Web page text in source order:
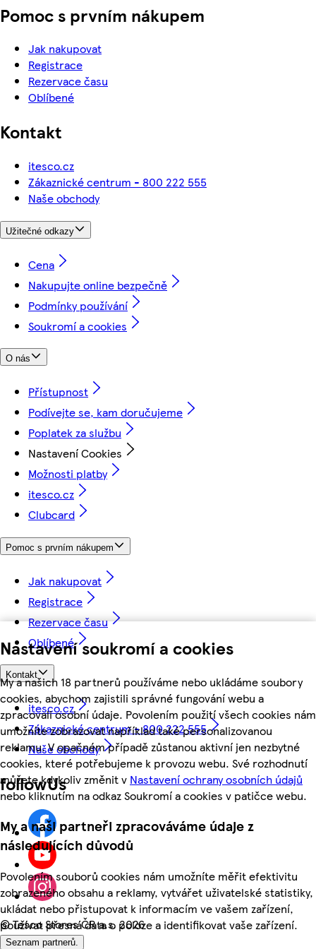
Nastavení soukromí a cookies
My a našich 18 partnerů používáme nebo ukládáme soubory
cookies, abychom zajistili správné fungování webu a
zpracovali osobní údaje. Povolením použití všech cookies nám
umožníte zobrazovat například také personalizovanou
reklamu. V opačném případě zůstanou aktivní jen nezbytné
cookies, které potřebujeme k provozu webu. Své rozhodnutí
můžete kdykoliv změnit v Nastavení ochrany osobních údajů
nebo kliknutím na odkaz Soukromí a cookies v patičce webu.
My a naši partneři zpracováváme údaje z
následujících důvodů
Povolením souborů cookies nám umožníte měřit efektivitu
zobrazeného obsahu a reklamy, vytvářet uživatelské statistiky,
ukládat nebo přistupovat k informacím ve vašem zařízení,
používat přesná data o poloze a identifikovat vaše zařízení.
Seznam partnerů.
Pomoc s prvním nákupem
Jak nakupovat
Registrace
Rezervace času
Oblíbené
Kontakt
itesco.cz
Zákaznické centrum - 800 222 555
Naše obchody
Užitečné odkazy
Cena
Nakupujte online bezpečně
Podmínky používání
Soukromí a cookies
O nás
Přístupnost
Podívejte se, kam doručujeme
Poplatek za službu
Nastavení Cookies
Možnosti platby
itesco.cz
Clubcard
Pomoc s prvním nákupem
Jak nakupovat
Registrace
Rezervace času
Oblíbené
Kontakt
itesco.cz
Zákaznické centrum - 800 222 555
Naše obchody
followUs
©Tesco Stores ČR a.s. 2026